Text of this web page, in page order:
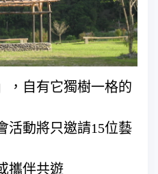
，自有它獨樹一格的
活動將只邀請15位藝
攜伴共遊